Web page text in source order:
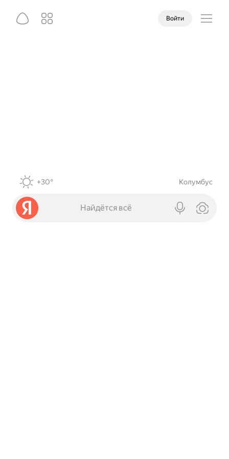
Войти
+30° Колумбус
Найдётся всё